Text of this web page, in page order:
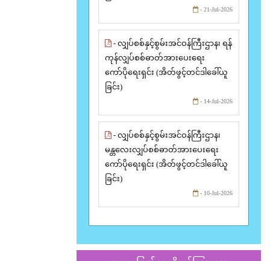
- 21-Jul-2026
- လျှပ်စစ်နှင့်စွမ်းအင်ဝန်ကြီးဌာန၊ ရန်
ကုန်လျှပ်စစ်ဓာတ်အားပေးရေး
ကော်ပိုရေးရှင်း (အိတ်ဖွင့်တင်ဒါခေါ်ယူ
ခြင်း)
- 14-Jul-2026
- လျှပ်စစ်နှင့်စွမ်းအင်ဝန်ကြီးဌာန၊
မန္တလေးလျှပ်စစ်ဓာတ်အားပေးရေး
ကော်ပိုရေးရှင်း (အိတ်ဖွင့်တင်ဒါခေါ်ယူ
ခြင်း)
- 10-Jul-2026